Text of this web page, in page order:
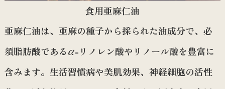
食用亜麻仁油
亜麻仁油は、亜麻の種子から採られた油成分で、必
須脂肪酸であるα-リノレン酸やリノール酸を豊富に
含みます。生活習慣病や美肌効果、神経細胞の活性